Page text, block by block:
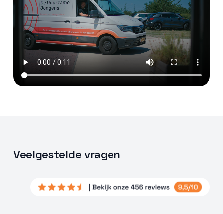
Veelgestelde vragen